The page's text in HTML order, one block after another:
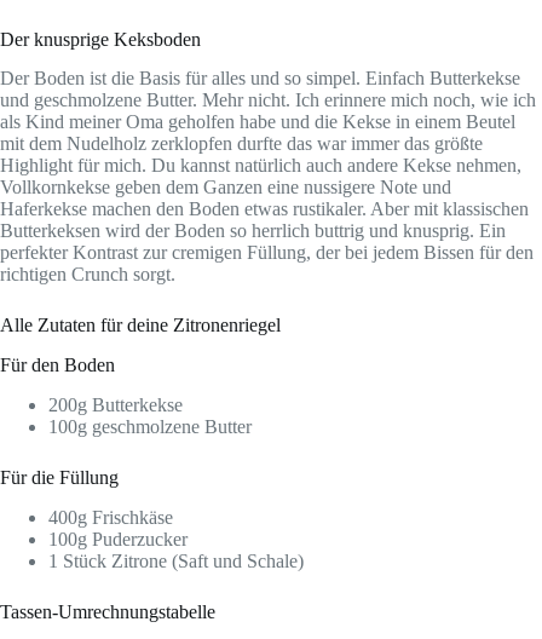
Der knusprige Keksboden
Der Boden ist die Basis für alles und so simpel. Einfach Butterkekse
und geschmolzene Butter. Mehr nicht. Ich erinnere mich noch, wie ich
als Kind meiner Oma geholfen habe und die Kekse in einem Beutel
mit dem Nudelholz zerklopfen durfte das war immer das größte
Highlight für mich. Du kannst natürlich auch andere Kekse nehmen,
Vollkornkekse geben dem Ganzen eine nussigere Note und
Haferkekse machen den Boden etwas rustikaler. Aber mit klassischen
Butterkeksen wird der Boden so herrlich buttrig und knusprig. Ein
perfekter Kontrast zur cremigen Füllung, der bei jedem Bissen für den
richtigen Crunch sorgt.
Alle Zutaten für deine Zitronenriegel
Für den Boden
200g Butterkekse
100g geschmolzene Butter
Für die Füllung
400g Frischkäse
100g Puderzucker
1 Stück Zitrone (Saft und Schale)
Tassen-Umrechnungstabelle